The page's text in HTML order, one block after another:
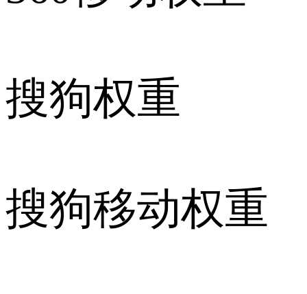
搜狗权重
搜狗移动权重